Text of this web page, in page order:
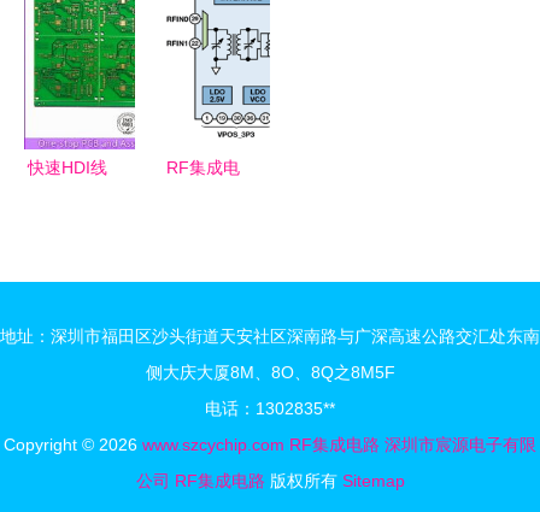
（上） RF
集成电路
RISC-V开
发板，推动
开源硬件创
新
快速HDI线
RF集成电
地址：深圳市福田区沙头街道天安社区深南路与广深高速公路交汇处东南
侧大庆大厦8M、8O、8Q之8M5F
电话：1302835**
Copyright © 2026 www.szcychip.com RF集成电路 深圳市宸源电子有限
公司 RF集成电路 版权所有 Sitemap